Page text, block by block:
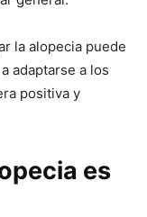
la alopecia puede
adaptarse a los
positiva y
es